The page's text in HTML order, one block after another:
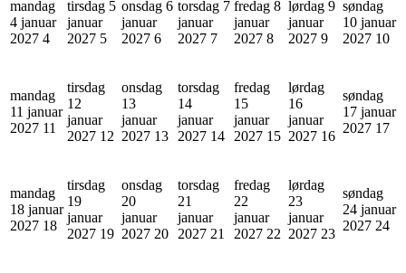
mandag
4 januar
2027 4
tirsdag 5
januar
2027 5
onsdag 6
januar
2027 6
torsdag 7
januar
2027 7
fredag 8
januar
2027 8
lørdag 9
januar
2027 9
søndag
10 januar
2027 10
mandag
11 januar
2027 11
tirsdag
12
januar
2027 12
onsdag
13
januar
2027 13
torsdag
14
januar
2027 14
fredag
15
januar
2027 15
lørdag
16
januar
2027 16
søndag
17 januar
2027 17
mandag
18 januar
2027 18
tirsdag
19
januar
2027 19
onsdag
20
januar
2027 20
torsdag
21
januar
2027 21
fredag
22
januar
2027 22
lørdag
23
januar
2027 23
søndag
24 januar
2027 24